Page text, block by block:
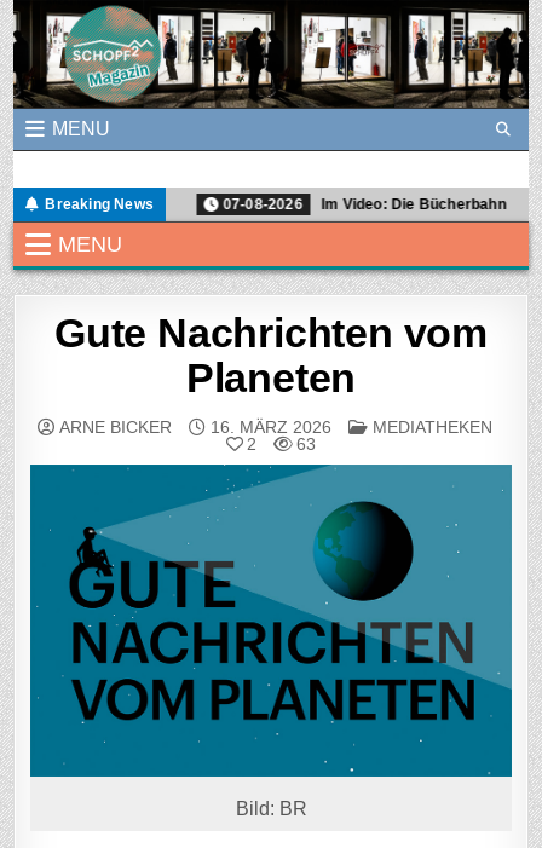
Skip to content
MENU
Schopf2Magazin
Ein Graswurzel-Magazin für Demokratie- und Soziokultur in
Breaking News
die Wahrheit 07-08-2026 Im Video: Die Bücherbahn
MENU
Gute Nachrichten vom
Planeten
ARNE BICKER 16. MÄRZ 2026 POSTED IN
MEDIATHEKEN
2
63
Bild: BR